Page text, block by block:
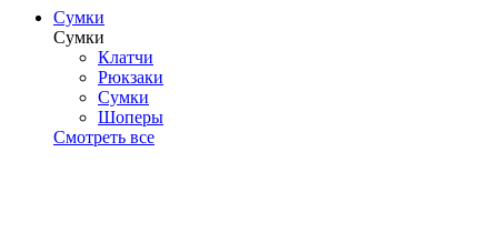
Сумки
Сумки
Клатчи
Рюкзаки
Сумки
Шоперы
Смотреть все